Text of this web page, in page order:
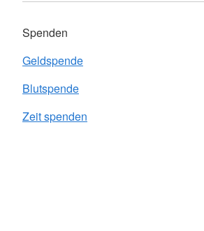
Spenden
Geldspende
Blutspende
Zeit spenden